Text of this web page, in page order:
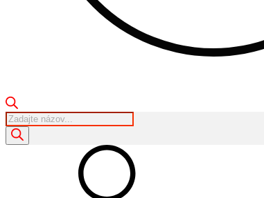
Products
search